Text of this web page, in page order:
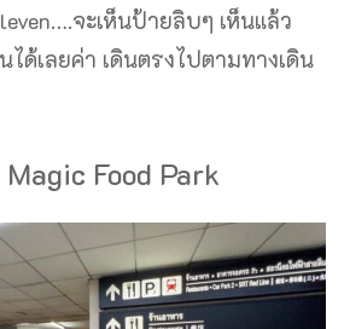
จะเห็นป้ายลิบๆ เห็นแล้ว
ด้เลยค่า เดินตรงไปตามทางเดิน
Food Park